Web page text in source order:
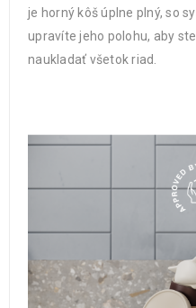
je horný kôš úplne plný, so
upravíte jeho polohu, aby
naukladať všetok riad.